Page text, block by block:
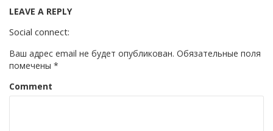
LEAVE A REPLY
Social connect:
Ваш адрес email не будет опубликован. Обязательные поля
помечены *
Comment